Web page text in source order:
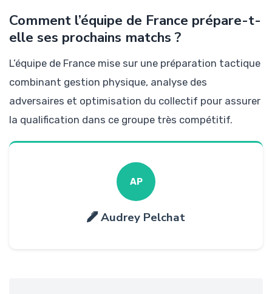
Comment l’équipe de France prépare-t-
elle ses prochains matchs ?
L’équipe de France mise sur une préparation tactique
combinant gestion physique, analyse des
adversaires et optimisation du collectif pour assurer
la qualification dans ce groupe très compétitif.
AP
Audrey Pelchat